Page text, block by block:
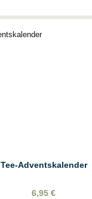
Tee-Adventskalender
6,95 €